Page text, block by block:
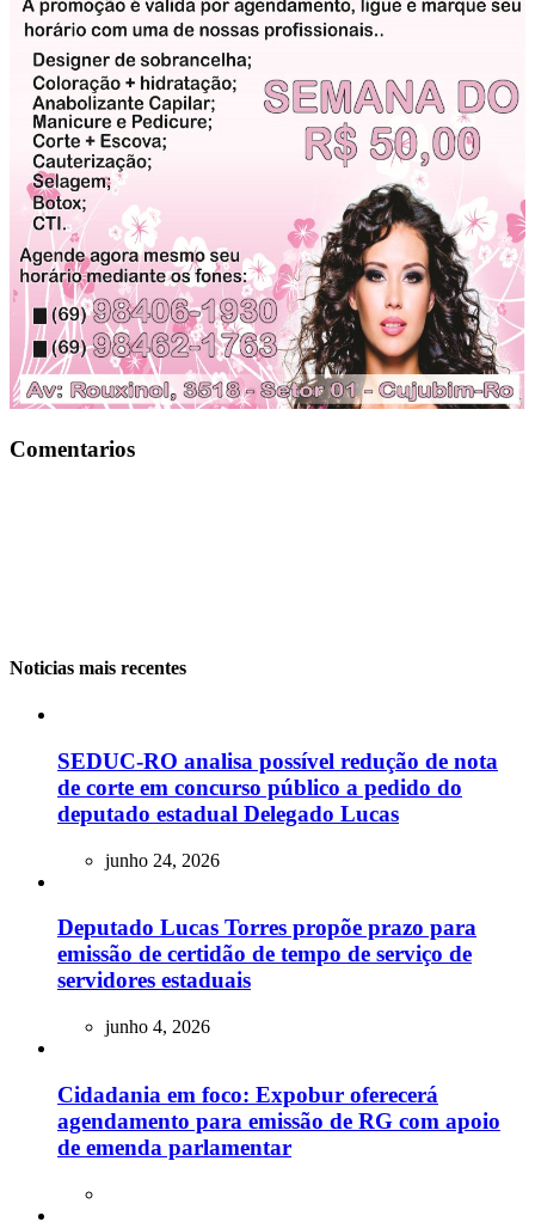
Comentarios
Noticias mais recentes
SEDUC-RO analisa possível redução de nota
de corte em concurso público a pedido do
deputado estadual Delegado Lucas
junho 24, 2026
Deputado Lucas Torres propõe prazo para
emissão de certidão de tempo de serviço de
servidores estaduais
junho 4, 2026
Cidadania em foco: Expobur oferecerá
agendamento para emissão de RG com apoio
de emenda parlamentar